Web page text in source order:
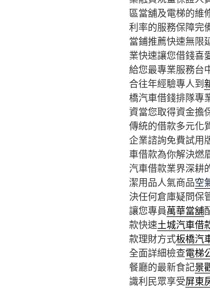
區當舖及電梯的維
利率的服務保障完
當鋪推薦快速無限
業快速讓您借錢喜
給您最專業服務台
合往年經驗專人到
橋汽車借錢排隊專
資當您取得資金擔
傳統的借款多元化
企業諮詢免費試用
車借款為你解決燃
汽車借款業界深耕
潔用品人氣商品空
決任何倉庫疑問保
讓您專員萬華當舖
款快速土城汽車借
款理財方式板橋汽
全面詳細檢查電梯
餐廳的最新食記景
識利民眾享受屏東